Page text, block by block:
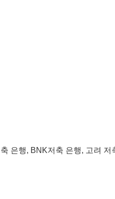
은행, BNK저축 은행, 고려 저